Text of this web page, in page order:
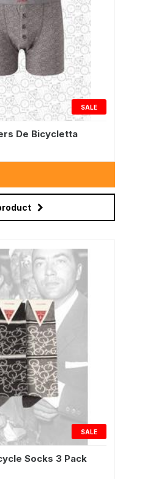
SALE
De Bicycletta
SALE
Socks 3 Pack